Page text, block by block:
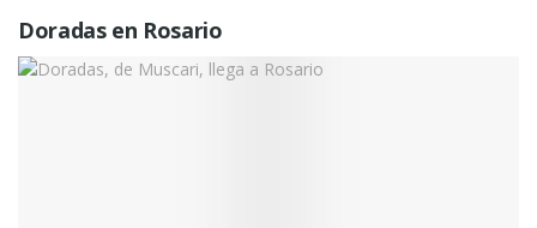
Doradas en Rosario